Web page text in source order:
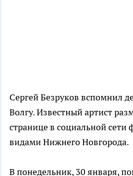
Сергей Безруков вспомнил
Волгу. Известный артист
странице в социальной сети
видами Нижнего Новгорода.
В понедельник, 30 января,